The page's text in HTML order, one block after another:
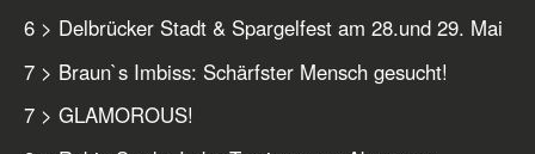
6 > Delbrücker Stadt & Spargelfest am 28.und 29. Mai
7 > Braun`s Imbiss: Schärfster Mensch gesucht!
7 > GLAMOROUS!